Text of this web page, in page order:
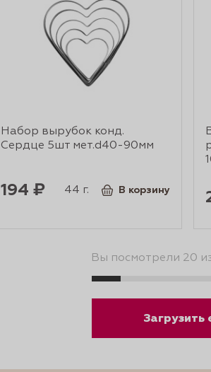
Набор вырубок конд.
Сердце 5шт мет.d40-90мм
194 ₽ 44 г. В корзину
Вы посмотрели 20
Загрузить